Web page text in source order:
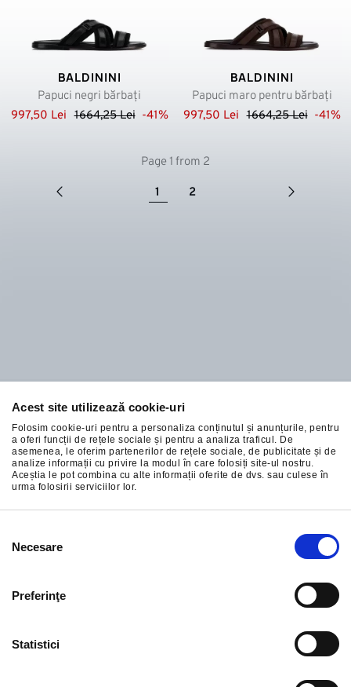
Acest site utilizează cookie-uri
Folosim cookie-uri pentru a personaliza conținutul și anunțurile, pentru
a oferi funcții de rețele sociale și pentru a analiza traficul. De
asemenea, le oferim partenerilor de rețele sociale, de publicitate și de
analize informații cu privire la modul în care folosiți site-ul nostru.
Aceștia le pot combina cu alte informații oferite de dvs. sau culese în
urma folosirii serviciilor lor.
consimțământului
Necesare
Preferinţe
Statistici
BALDININI
Papuci negri bărbați
997,50 Lei 1664,25 Lei -41%
BALDININI
Papuci maro pentru bărbați
997,50 Lei 1664,25 Lei -41%
Page 1 from 2
1 2